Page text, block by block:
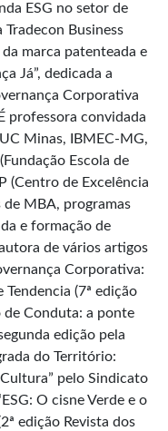
ESG no setor de
Business
marca patenteada e
Já”, dedicada a
Corporativa
professora convidada
Minas, IBMEC-MG,
Escola de
(Centro de Excelência
de MBA, programas
e formação de
de vários artigos
Corporativa:
(7ª edição
de Conduta: a ponte
edição pela
do Território:
pelo Sindicato
O cisne Verde e o
edição Revista dos